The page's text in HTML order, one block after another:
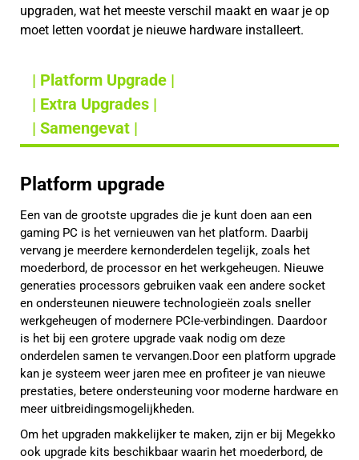
upgraden, wat het meeste verschil maakt en waar je op
moet letten voordat je nieuwe hardware installeert.
| Platform Upgrade |
| Extra Upgrades |
| Samengevat |
Platform upgrade
Een van de grootste upgrades die je kunt doen aan een
gaming PC is het vernieuwen van het platform. Daarbij
vervang je meerdere kernonderdelen tegelijk, zoals het
moederbord, de processor en het werkgeheugen. Nieuwe
generaties processors gebruiken vaak een andere socket
en ondersteunen nieuwere technologieën zoals sneller
werkgeheugen of modernere PCIe-verbindingen. Daardoor
is het bij een grotere upgrade vaak nodig om deze
onderdelen samen te vervangen.Door een platform upgrade
kan je systeem weer jaren mee en profiteer je van nieuwe
prestaties, betere ondersteuning voor moderne hardware en
meer uitbreidingsmogelijkheden.
Om het upgraden makkelijker te maken, zijn er bij Megekko
ook upgrade kits beschikbaar waarin het moederbord, de